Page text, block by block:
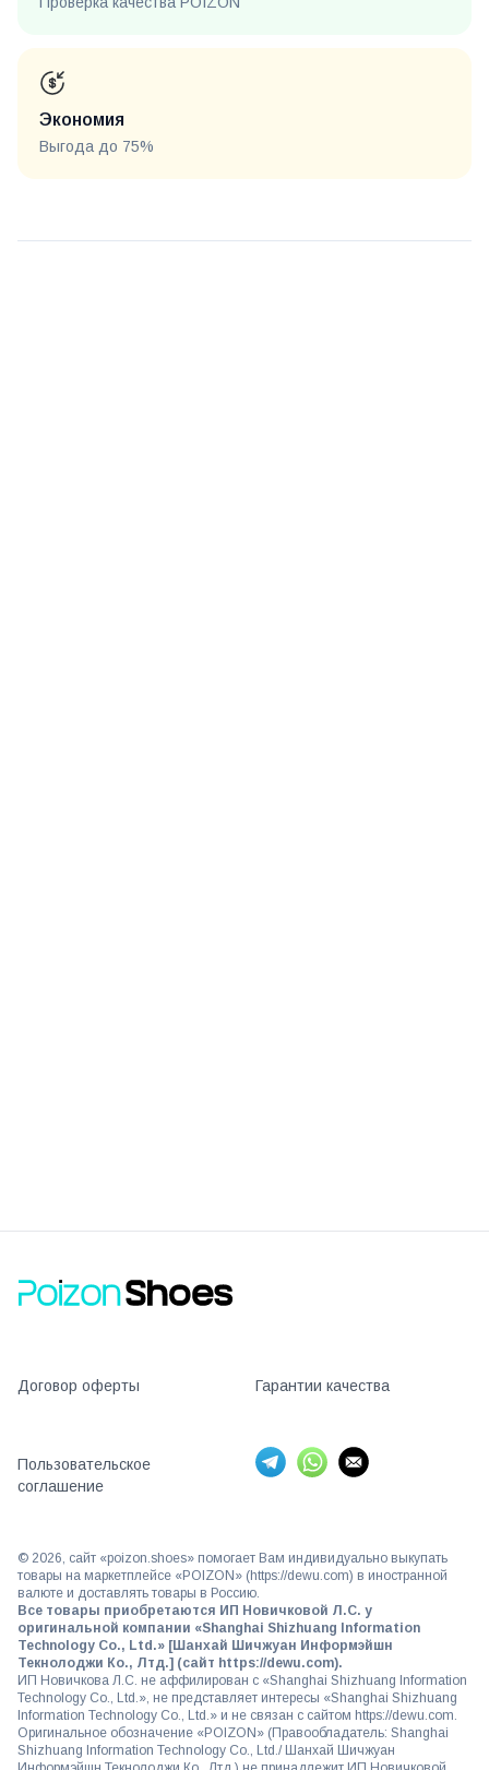
Экономия
Выгода до 75%
Договор оферты Гарантии качества
Пользовательское
соглашение
© 2026, сайт «poizon.shoes» помогает Вам индивидуально выкупать
товары на маркетплейсе «POIZON» (https://dewu.com) в иностранной
валюте и доставлять товары в Россию.
Все товары приобретаются ИП Новичковой Л.С. у
оригинальной компании «Shanghai Shizhuang Information
Technology Co., Ltd.» [Шанхай Шичжуан Информэйшн
Текнолоджи Ко., Лтд.] (сайт https://dewu.com).
ИП Новичкова Л.С. не аффилирован с «Shanghai Shizhuang Information
Technology Co., Ltd.», не представляет интересы «Shanghai Shizhuang
Information Technology Co., Ltd.» и не связан с сайтом https://dewu.com.
Оригинальное обозначение «POIZON» (Правообладатель: Shanghai
Shizhuang Information Technology Co., Ltd./ Шанхай Шичжуан